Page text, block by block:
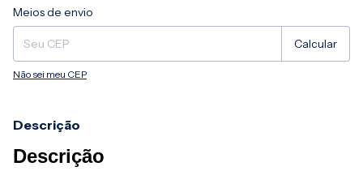
Entregas para o CEP:
Meios de envio
Calcular
Não sei meu CEP
Descrição
Descrição